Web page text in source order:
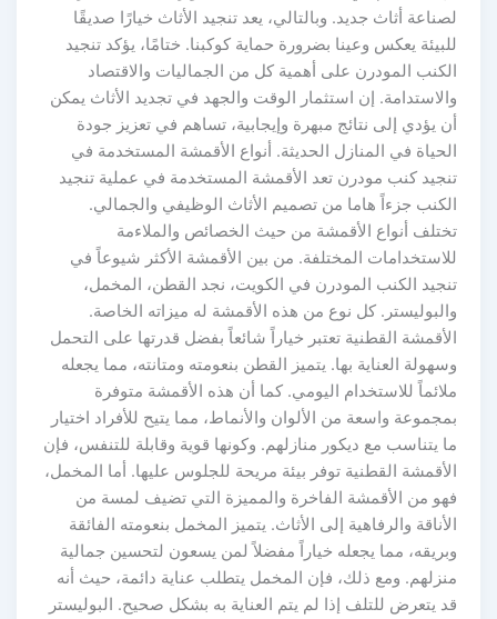
لصناعة أثاث جديد. وبالتالي، يعد تنجيد الأثاث خيارًا صديقًا
للبيئة يعكس وعينا بضرورة حماية كوكبنا. ختامًا، يؤكد تنجيد
الكنب المودرن على أهمية كل من الجماليات والاقتصاد
والاستدامة. إن استثمار الوقت والجهد في تجديد الأثاث يمكن
أن يؤدي إلى نتائج مبهرة وإيجابية، تساهم في تعزيز جودة
الحياة في المنازل الحديثة. أنواع الأقمشة المستخدمة في
تنجيد كنب مودرن تعد الأقمشة المستخدمة في عملية تنجيد
الكنب جزءاً هاما من تصميم الأثاث الوظيفي والجمالي.
تختلف أنواع الأقمشة من حيث الخصائص والملاءمة
للاستخدامات المختلفة. من بين الأقمشة الأكثر شيوعاً في
تنجيد الكنب المودرن في الكويت، نجد القطن، المخمل،
والبوليستر. كل نوع من هذه الأقمشة له ميزاته الخاصة.
الأقمشة القطنية تعتبر خياراً شائعاً بفضل قدرتها على التحمل
وسهولة العناية بها. يتميز القطن بنعومته ومتانته، مما يجعله
ملائماً للاستخدام اليومي. كما أن هذه الأقمشة متوفرة
بمجموعة واسعة من الألوان والأنماط، مما يتيح للأفراد اختيار
ما يتناسب مع ديكور منازلهم. وكونها قوية وقابلة للتنفس، فإن
الأقمشة القطنية توفر بيئة مريحة للجلوس عليها. أما المخمل،
فهو من الأقمشة الفاخرة والمميزة التي تضيف لمسة من
الأناقة والرفاهية إلى الأثاث. يتميز المخمل بنعومته الفائقة
وبريقه، مما يجعله خياراً مفضلاً لمن يسعون لتحسين جمالية
منزلهم. ومع ذلك، فإن المخمل يتطلب عناية دائمة، حيث أنه
قد يتعرض للتلف إذا لم يتم العناية به بشكل صحيح. البوليستر